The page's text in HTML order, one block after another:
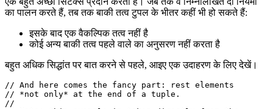
लेकिन केवल कुछ प्रतिबंधों के साथ, टाइपस्क्रिप्ट अब उन्नत टुपल्स के लिए
एक बहुत अच्छा सिंटैक्स प्रदान करता है। जब तक वे निम्नलिखित दो नियमों
का पालन करते हैं, तब तक बाकी तत्व टुपल के भीतर कहीं भी हो सकते हैं:
इसके बाद एक वैकल्पिक तत्व नहीं है
कोई अन्य बाकी तत्व पहले वाले का अनुसरण नहीं करता है
बहुत अधिक सिद्धांत पर बात करने से पहले, आइए एक उदाहरण के लिए देखें।